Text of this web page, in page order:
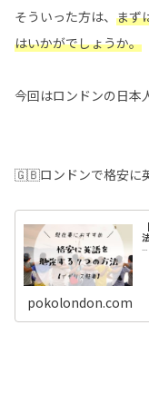
そういった方は、 まず
はいかがでしょうか。
今回はロンドンの日本
🇬🇧ロンドンで格安に
...
pokolondon.com